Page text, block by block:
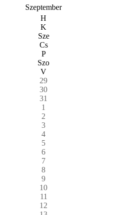
Szeptember
H
K
Sze
Cs
P
Szo
V
29
30
31
1
2
3
4
5
6
7
8
9
10
11
12